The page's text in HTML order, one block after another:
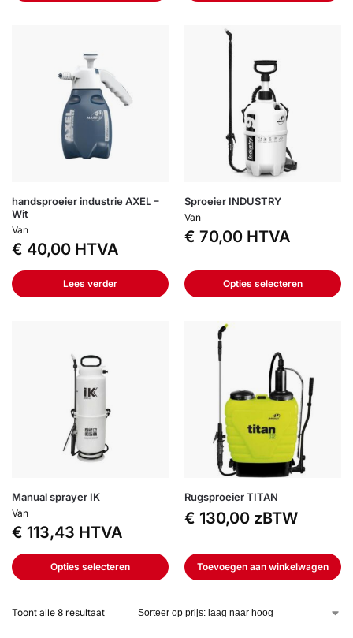
handsproeier industrie AXEL –
Wit
Van
€ 40,00 HTVA
Lees verder
Sproeier INDUSTRY
Van
€ 70,00 HTVA
Opties selecteren
Manual sprayer IK
Van
€ 113,43 HTVA
Opties selecteren
Rugsproeier TITAN
€ 130,00 zBTW
Toevoegen aan winkelwagen
Toont alle 8 resultaat